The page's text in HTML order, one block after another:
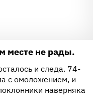
месте не рады.
и следа. 74-
с омоложением, и
наверняка